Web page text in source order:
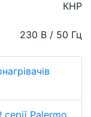
КНР
230 В / 50 Гц
серії Palermo